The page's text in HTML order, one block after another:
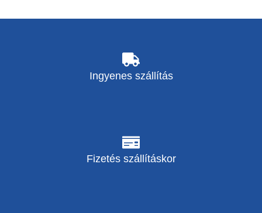
Ingyenes szállítás
Fizetés szállításkor